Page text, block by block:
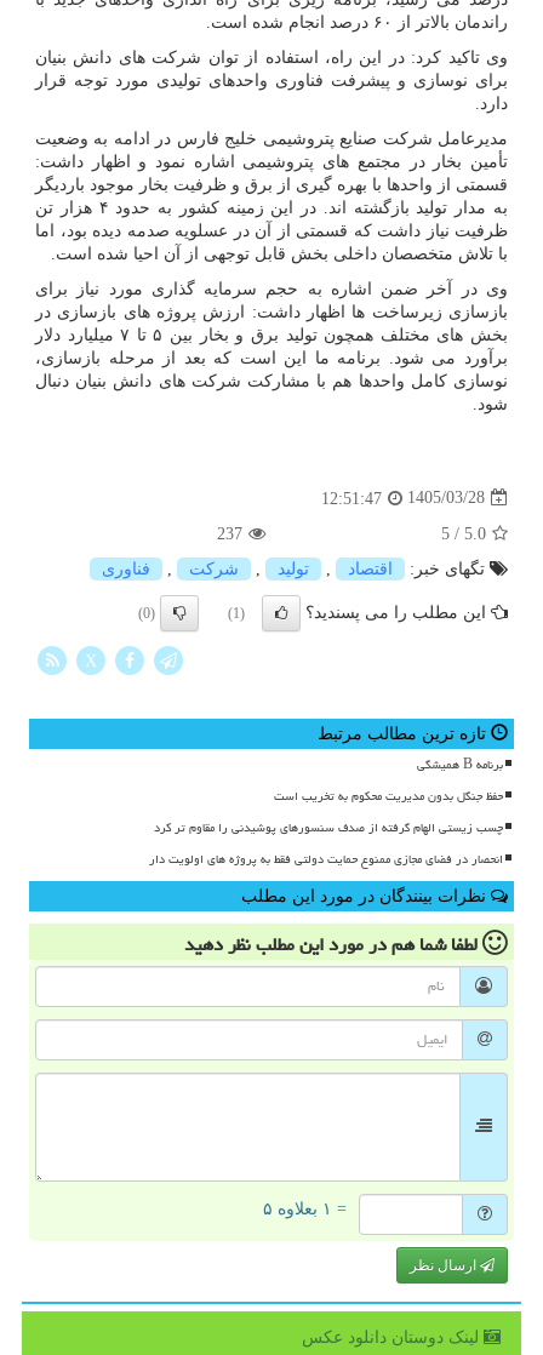
راندمان بالاتر از ۶۰ درصد انجام شده است.
وی تاکید کرد: در این راه، استفاده از توان شرکت های دانش بنیان
برای نوسازی و پیشرفت فناوری واحدهای تولیدی مورد توجه قرار
دارد.
مدیرعامل شرکت صنایع پتروشیمی خلیج فارس در ادامه به وضعیت
تأمین بخار در مجتمع های پتروشیمی اشاره نمود و اظهار داشت:
قسمتی از واحدها با بهره گیری از برق و ظرفیت بخار موجود باردیگر
به مدار تولید بازگشته اند. در این زمینه کشور به حدود ۴ هزار تن
ظرفیت نیاز داشت که قسمتی از آن در عسلویه صدمه دیده بود، اما
با تلاش متخصصان داخلی بخش قابل توجهی از آن احیا شده است.
وی در آخر ضمن اشاره به حجم سرمایه گذاری مورد نیاز برای
بازسازی زیرساخت ها اظهار داشت: ارزش پروژه های بازسازی در
بخش های مختلف همچون تولید برق و بخار بین ۵ تا ۷ میلیارد دلار
برآورد می شود. برنامه ما این است که بعد از مرحله بازسازی،
نوسازی کامل واحدها هم با مشارکت شرکت های دانش بنیان دنبال
شود.
1405/03/28
12:51:47
5.0
/
5
237
تگهای خبر:
اقتصاد تولید شركت فناوری
این مطلب را می پسندید؟ (1)
(0)
X
تازه ترین مطالب مرتبط
برنامه B همیشگی
حفظ جنگل بدون مدیریت محکوم به تخریب است
چسب زیستی الهام گرفته از صدف سنسورهای پوشیدنی را مقاوم تر کرد
انحصار در فضای مجازی ممنوع حمایت دولتی فقط به پروژه های اولویت دار
نظرات بینندگان در مورد این مطلب
لطفا شما همدر مورد این مطلبنظر دهید
= ۱ بعلاوه ۵
ارسال نظر
لینک دوستان دانلود عكس